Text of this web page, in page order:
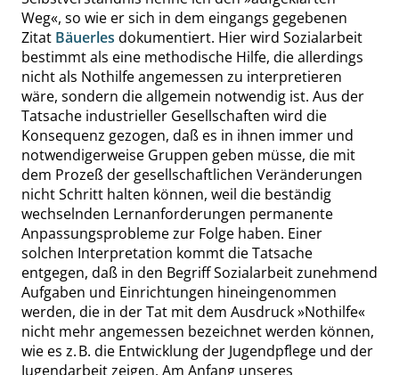
Weg«, so wie er sich in dem eingangs gegebenen
Zitat Bäuerles dokumentiert. Hier wird Sozialarbeit
bestimmt als eine methodische Hilfe, die allerdings
nicht als Nothilfe angemessen zu interpretieren
wäre, sondern die allgemein notwendig ist. Aus der
Tatsache industrieller Gesellschaften wird die
Konsequenz gezogen, daß es in ihnen immer und
notwendigerweise Gruppen geben müsse, die mit
dem Prozeß der gesellschaftlichen Veränderungen
nicht Schritt halten können, weil die beständig
wechselnden Lernanforderungen permanente
Anpassungsprobleme zur Folge haben. Einer
solchen Interpretation kommt die Tatsache
entgegen, daß in den Begriff Sozialarbeit zunehmend
Aufgaben und Einrichtungen hineingenommen
werden, die in der Tat mit dem Ausdruck»Nothilfe«
nicht mehr angemessen bezeichnet werden können,
wie es z. B. die Entwicklung der Jugendpflege und der
Jugendarbeit zeigen. Am Anfang unseres